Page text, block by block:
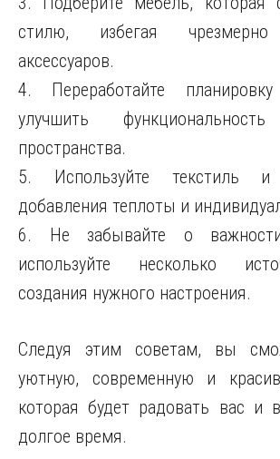
стилю, избегая чрезмерно
аксессуаров.
4. Переработайте
улучшить
пространства.
5. Используйте текстиль
добавления теплоты и
6. Не забывайте о
используйте несколько
создания нужного настроения.
Следуя этим советам, вы
уютную, современную и
которая будет радовать вас и
долгое время.